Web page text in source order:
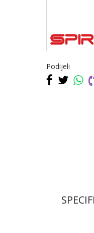
Podijeli